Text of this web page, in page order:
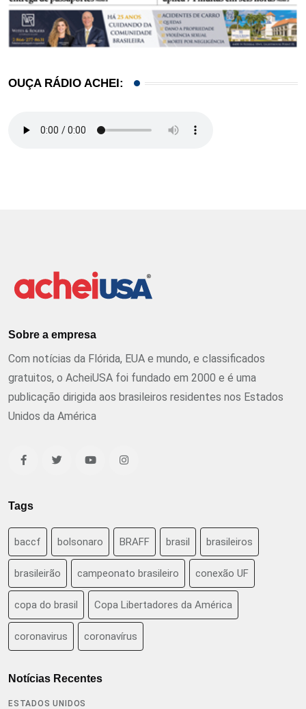
OUÇA RÁDIO ACHEI:
Sobre a empresa
Com notícias da Flórida, EUA e mundo, e classificados
gratuitos, o AcheiUSA foi fundado em 2000 e é uma
publicação dirigida aos brasileiros residentes nos Estados
Unidos da América
Tags
baccf bolsonaro BRAFF brasil brasileiros
brasileirão campeonato brasileiro conexão UF
copa do brasil Copa Libertadores da América
coronavirus coronavírus
Notícias Recentes
ESTADOS UNIDOS